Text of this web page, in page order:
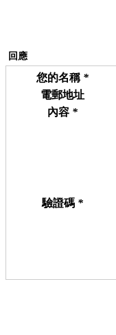
回應
您的名稱 *
電郵地址
內容 *
驗證碼 *